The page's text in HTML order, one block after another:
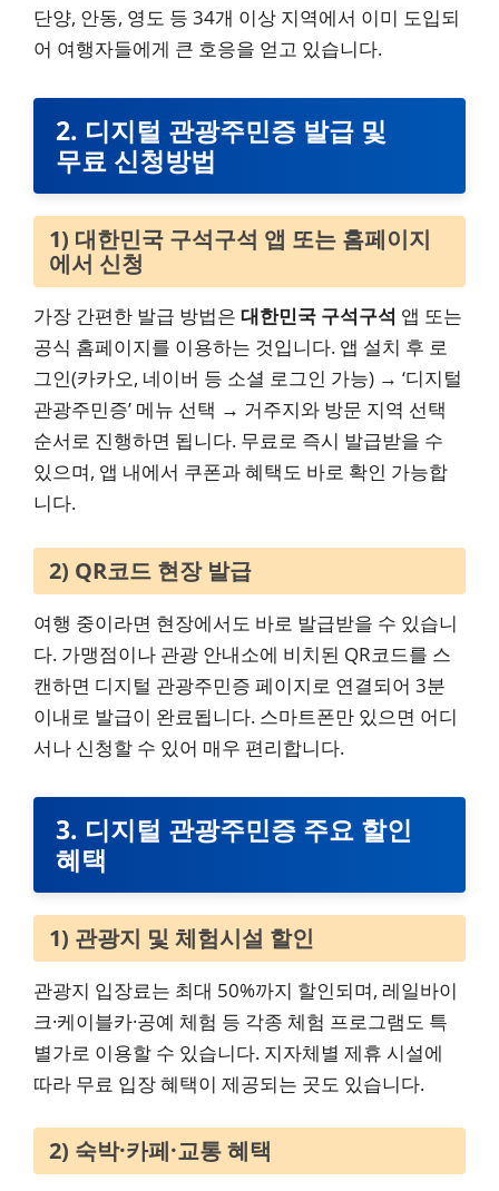
단양, 안동, 영도 등 34개 이상 지역에서 이미 도입되
어 여행자들에게 큰 호응을 얻고 있습니다.
2. 디지털 관광주민증 발급 및
무료 신청방법
1) 대한민국 구석구석 앱 또는 홈페이지
에서 신청
가장 간편한 발급 방법은 대한민국 구석구석 앱 또는
공식 홈페이지를 이용하는 것입니다. 앱 설치 후 로
그인(카카오, 네이버 등 소셜 로그인 가능) → ‘디지털
관광주민증’ 메뉴 선택 → 거주지와 방문 지역 선택
순서로 진행하면 됩니다. 무료로 즉시 발급받을 수
있으며, 앱 내에서 쿠폰과 혜택도 바로 확인 가능합
니다.
2) QR코드 현장 발급
여행 중이라면 현장에서도 바로 발급받을 수 있습니
다. 가맹점이나 관광 안내소에 비치된 QR코드를 스
캔하면 디지털 관광주민증 페이지로 연결되어 3분
이내로 발급이 완료됩니다. 스마트폰만 있으면 어디
서나 신청할 수 있어 매우 편리합니다.
3. 디지털 관광주민증 주요 할인
혜택
1) 관광지 및 체험시설 할인
관광지 입장료는 최대 50%까지 할인되며, 레일바이
크·케이블카·공예 체험 등 각종 체험 프로그램도 특
별가로 이용할 수 있습니다. 지자체별 제휴 시설에
따라 무료 입장 혜택이 제공되는 곳도 있습니다.
2) 숙박·카페·교통 혜택